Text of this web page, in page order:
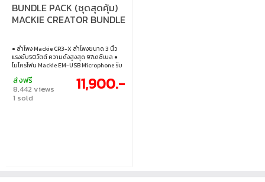
BUNDLE PACK (ชุดสุดคุ้ม)
MACKIE CREATOR BUNDLE
● ลำโพง Mackie CR3-X ลำโพงขนาด 3 นิ้ว
แรงขับ50วัตต์ ความดังสูงสุด 97เดซิเบล ●
ไมโครโฟน Mackie EM-USB Microphone รับ
เชื่อมต่อแบบ AUX 3.5 mm
ส่งฟรี
8,442 views
1 sold
11,900.-